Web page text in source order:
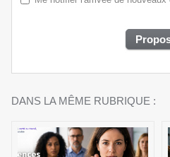
DANS LA MÊME RUBRIQUE :